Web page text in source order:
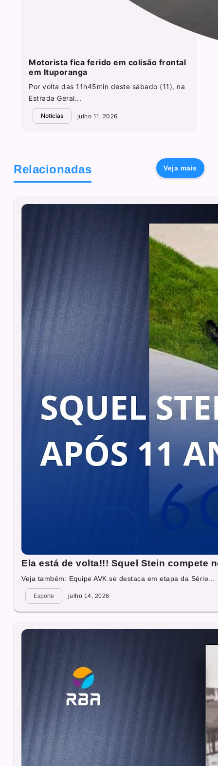
Motorista fica ferido em colisão frontal
em Ituporanga
Por volta das 11h45min deste sábado (11), na
Estrada Geral...
Notícias julho 11, 2026
Relacionadas Veja mais
Ela está de volta!!! Squel Stein compete
Veja também: Equipe AVK se destaca em etapa da Série...
Esporte julho 14, 2026